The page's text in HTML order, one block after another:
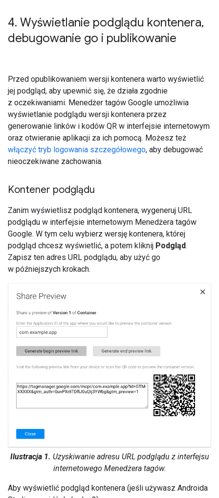
4. Wyświetlanie podglądu kontenera,
debugowanie go i publikowanie
Przed opublikowaniem wersji kontenera warto wyświetlić
jej podgląd, aby upewnić się, że działa zgodnie
z oczekiwaniami. Menedżer tagów Google umożliwia
wyświetlanie podglądu wersji kontenera przez
generowanie linków i kodów QR w interfejsie internetowym
oraz otwieranie aplikacji za ich pomocą. Możesz też
włączyć tryb logowania szczegółowego, aby debugować
nieoczekiwane zachowania.
Kontener podglądu
Zanim wyświetlisz podgląd kontenera, wygeneruj URL
podglądu w interfejsie internetowym Menedżera tagów
Google. W tym celu wybierz wersję kontenera, której
podgląd chcesz wyświetlić, a potem kliknij Podgląd.
Zapisz ten adres URL podglądu, aby użyć go
w późniejszych krokach.
Ilustracja 1. Uzyskiwanie adresu URL podglądu z interfejsu
internetowego Menedżera tagów.
Aby wyświetlić podgląd kontenera (jeśli używasz Androida